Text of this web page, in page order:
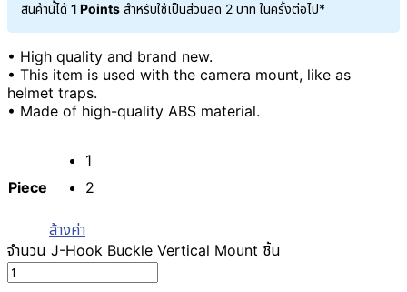
สินค้านี้ได้ 1 Points สำหรับใช้เป็นส่วนลด 2 บาท ในครั้งต่อไป*
• High quality and brand new.
• This item is used with the camera mount, like as
helmet traps.
• Made of high-quality ABS material.
Piece
1
2
ล้างค่า
จำนวน J-Hook Buckle Vertical Mount ชิ้น